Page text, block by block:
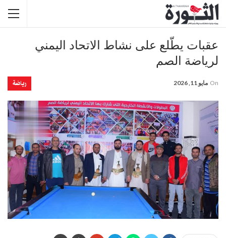
عقبات يطّلع على نشاط الاتحاد اليمني
لرياضة الصم
رياضة On مايو 11, 2026